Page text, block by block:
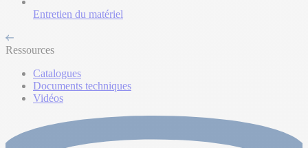
Entretien du matériel
Ressources
Catalogues
Documents techniques
Vidéos